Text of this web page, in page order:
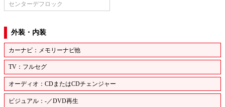
センターデフロック
外装・内装
カーナビ：メモリーナビ他
TV：フルセグ
オーディオ：CDまたはCDチェンジャー
ビジュアル：-／DVD再生